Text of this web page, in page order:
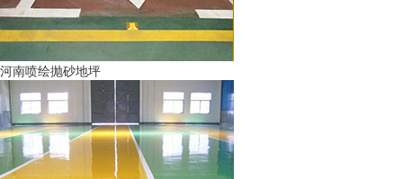
河南喷绘抛砂地坪